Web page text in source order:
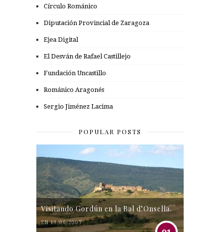
Círculo Románico
Diputación Provincial de Zaragoza
Ejea Digital
El Desván de Rafael Castillejo
Fundación Uncastillo
Románico Aragonés
Sergio Jiménez Lacima
POPULAR POSTS
Visitando Gordún en la Bal d’Onsella.
EN 19/06/2007